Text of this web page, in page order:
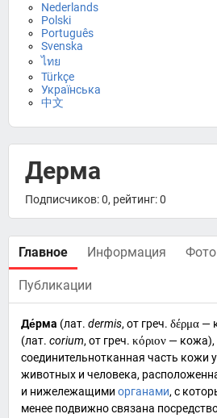
Nederlands
Polski
Português
Svenska
ไทย
Türkçe
Українська
中文
Дерма
Подписчиков: 0, рейтинг: 0
Главное Информация Фото
Публикации
Де́рма (лат. dermis, от греч. δέρμα —
(лат. corium, от греч. κόριον — кожа),
соединительнотканная часть кожи у
животных и человека,
и нижележащими органами, с
менее подвижно связана